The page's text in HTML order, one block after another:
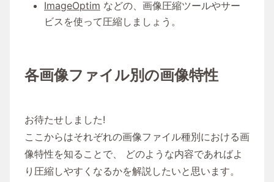
ImageOptim などの、画像圧縮ツールやサー
ビスを使って圧縮しましょう。
各画像ファイル別の画像特性
お待たせしました!
ここからはそれぞれの画像ファイル種別における画
像特性を知ることで、 どのような内容であればよ
り圧縮しやすくなるかを解説したいと思います。